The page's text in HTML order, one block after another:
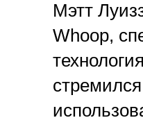
Мэтт
Whoop,